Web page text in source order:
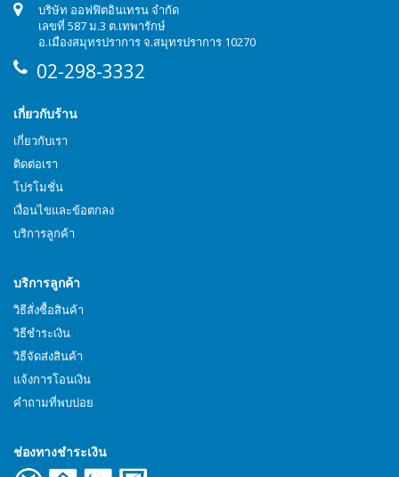
บริษัท ออฟฟิตอินเทรน จำกัด
เลขที่ 587 ม.3 ต.เทพารักษ์
อ.เมืองสมุทรปราการ จ.สมุทรปราการ 10270
02-298-3332
เกี่ยวกับร้าน
เกี่ยวกับเรา
ติดต่อเรา
โปรโมชั่น
เงื่อนไขและข้อตกลง
บริการลูกค้า
บริการลูกค้า
วิธีสั่งซื้อสินค้า
วิธีชำระเงิน
วิธีจัดส่งสินค้า
แจ้งการโอนเงิน
คำถามที่พบบ่อย
ช่องทางชำระเงิน